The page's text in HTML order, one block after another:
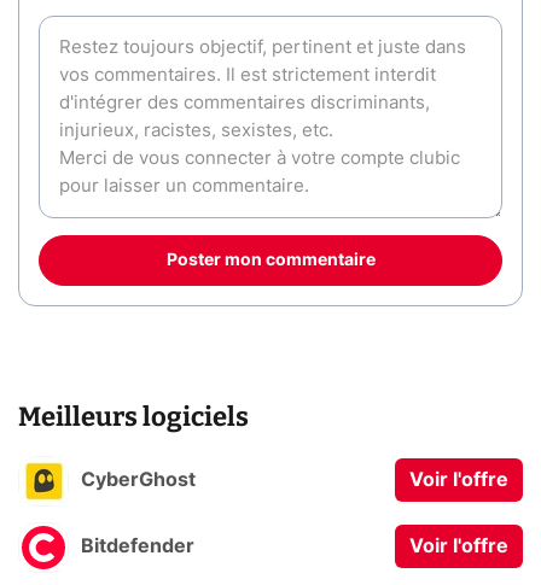
Poster mon commentaire
Meilleurs logiciels
CyberGhost Voir l'offre
Bitdefender Voir l'offre